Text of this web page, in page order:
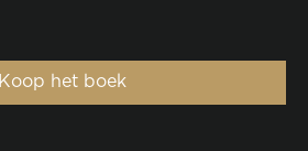
Koop het boek